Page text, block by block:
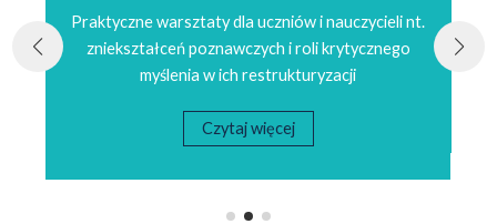
Praktyczne warsztaty dla uczniów i nauczycieli nt.
zniekształceń poznawczych i roli krytycznego
myślenia w ich restrukturyzacji
Czytaj więcej